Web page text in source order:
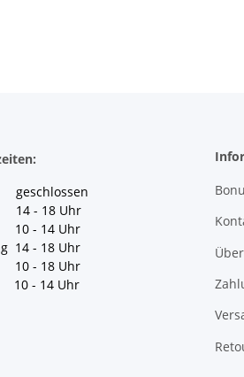
14 - 18 Uhr
- 14 Uhr
14 - 18 Uhr
- 18 Uhr
- 14 Uhr